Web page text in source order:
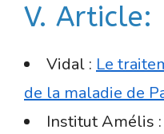
V. Article:
Vidal : Le
de la maladie de
Institut Amélis :